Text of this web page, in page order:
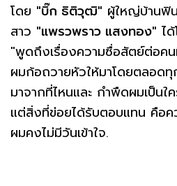
โดย "บิ๊ก ธิติวุฒิ" ผู้ใหญ่บ้านฟิ
สาว "แพรวพราว แสงทอง" ไ
"พูดถึงเรื่องความซื่อสัตย์ต่อค
ผมก้อถวายหัวให้มาโดยตลอด
มาจากที่ไหนและ กำพืดผมเป็นใ
แต่สิ่งที่ข่อยได้รับตอบแทน คือค
ผมคงไม่มีวันเข้าใจ.